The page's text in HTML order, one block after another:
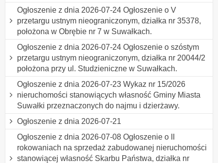
Ogłoszenie z dnia 2026-07-24 Ogłoszenie o V
przetargu ustnym nieograniczonym, działka nr 35378,
położona w Obrębie nr 7 w Suwałkach.
Ogłoszenie z dnia 2026-07-24 Ogłoszenie o szóstym
przetargu ustnym nieograniczonym, działka nr 20044/2
położona przy ul. Studzieniczne w Suwałkach.
Ogłoszenie z dnia 2026-07-23 Wykaz nr 15/2026
nieruchomości stanowiących własność Gminy Miasta
Suwałki przeznaczonych do najmu i dzierżawy.
Ogłoszenie z dnia 2026-07-21
Ogłoszenie z dnia 2026-07-08 Ogłoszenie o II
rokowaniach na sprzedaż zabudowanej nieruchomości
stanowiącej własność Skarbu Państwa, działka nr